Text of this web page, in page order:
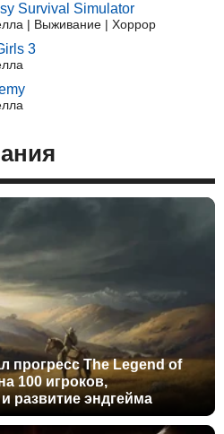
Survival Simulator
| Выживание | Хоррор
3
прогресс The Legend of
100 игроков,
развитие эндгейма